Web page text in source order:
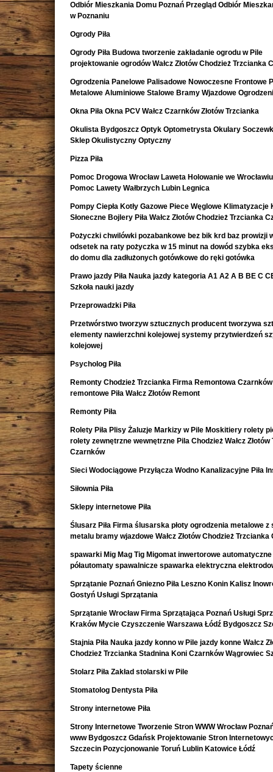
Odbiór Mieszkania Domu Poznań Przegląd Odbiór
w Poznaniu
Ogrody Piła
Ogrody Piła Budowa tworzenie zakładanie ogrodu w Pile
projektowanie ogrodów Wałcz Złotów Chodzież Trzcianka
Ogrodzenia Panelowe Palisadowe Nowoczesne Frontowe
Metalowe Aluminiowe Stalowe Bramy Wjazdowe
Okna Piła Okna PCV Wałcz Czarnków Złotów Trzcianka
Okulista Bydgoszcz Optyk Optometrysta Okulary
Sklep Okulistyczny Optyczny
Pizza Piła
Pomoc Drogowa Wrocław Laweta Holowanie we
Pomoc Lawety Wałbrzych Lubin Legnica
Pompy Ciepła Kotły Gazowe Piece Węglowe Klimatyzacje
Słoneczne Bojlery Piła Wałcz Złotów Chodzież Trzcianka
Pożyczki chwilówki pozabankowe bez bik krd baz prowizji
odsetek na raty pożyczka w 15 minut na dowód szybka
do domu dla zadłużonych gotówkowe do ręki gotówka
Prawo jazdy Piła Nauka jazdy kategoria A1 A2 A B BE C
Szkoła nauki jazdy
Przeprowadzki Piła
Przetwórstwo tworzyw sztucznych producent tworzywa
elementy nawierzchni kolejowej systemy przytwierdzeń
kolejowej
Psycholog Piła
Remonty Chodzież Trzcianka Firma Remontowa Czarnków
remontowe Piła Wałcz Złotów Remont
Remonty Piła
Rolety Piła Plisy Żaluzje Markizy w Pile Moskitiery rolety
rolety zewnętrzne wewnętrzne Pila Chodzież Wałcz Złotów
Czarnków
Sieci Wodociągowe Przyłącza Wodno Kanalizacyjne Piła
Siłownia Piła
Sklepy internetowe Piła
Ślusarz Piła Firma ślusarska płoty ogrodzenia metalowe z
metalu bramy wjazdowe Wałcz Złotów Chodzież Trzcianka
spawarki Mig Mag Tig Migomat inwertorowe automatyczne
półautomaty spawalnicze spawarka elektryczna
Sprzątanie Poznań Gniezno Piła Leszno Konin Kalisz
Gostyń Usługi Sprzątania
Sprzątanie Wrocław Firma Sprzątająca Poznań Usługi
Kraków Mycie Czyszczenie Warszawa Łódź Bydgoszcz
Stajnia Piła Nauka jazdy konno w Pile jazdy konne Wałcz
Chodzież Trzcianka Stadnina Koni Czarnków Wągrowiec
Stolarz Piła Zakład stolarski w Pile
Stomatolog Dentysta Piła
Strony internetowe Piła
Strony Internetowe Tworzenie Stron WWW Wrocław
www Bydgoszcz Gdańsk Projektowanie Stron
Szczecin Pozycjonowanie Toruń Lublin Katowice Łódź
Tapety ścienne